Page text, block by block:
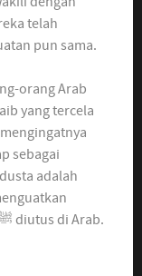
telah
pun sama.
orang Arab
yang tercela
sebagai
adalah
hikmah mengapa Nabi Muhammad ﷺ diutus di Arab.